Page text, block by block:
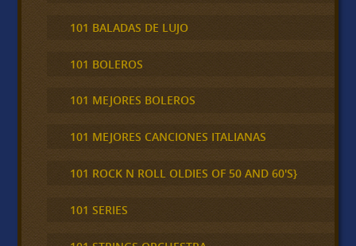
101 BALADAS DE LUJO
101 BOLEROS
101 MEJORES BOLEROS
101 MEJORES CANCIONES ITALIANAS
101 ROCK N ROLL OLDIES OF 50 AND 60'S}
101 SERIES